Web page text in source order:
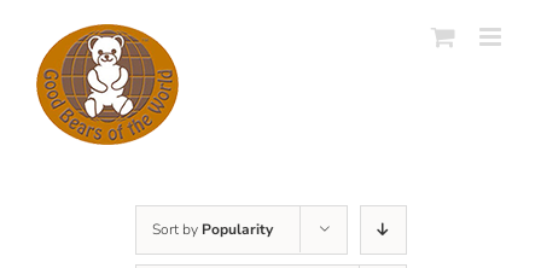
content
Sort by Popularity